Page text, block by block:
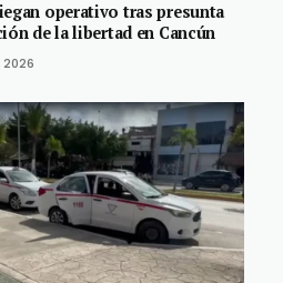
operativo tras presunta
de la libertad en Cancún
2026